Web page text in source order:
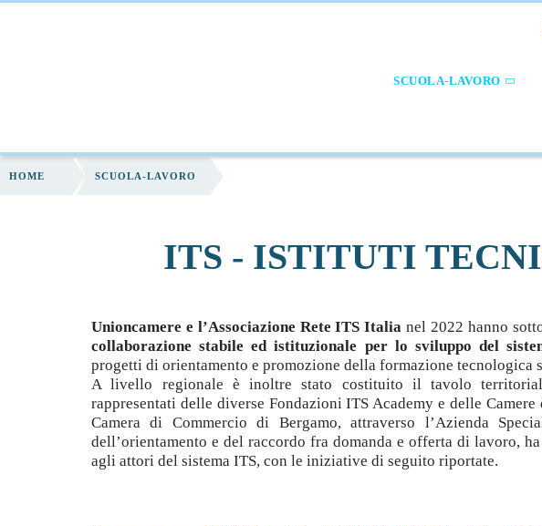
SCUOLA-LAVORO
HOME SCUOLA-LAVORO
ITS - ISTITUTI
Unioncamere e l’Associazione Rete ITS Italia nel 2022 hanno
collaborazione stabile ed istituzionale per lo sviluppo del
progetti di orientamento e promozione della formazione
A livello regionale è inoltre stato costituito il tavolo
rappresentati delle diverse Fondazioni ITS Academy e delle
Camera di Commercio di Bergamo, attraverso l’Azienda
dell’orientamento e del raccordo fra domanda e offerta di lavoro,
agli attori del sistema ITS, con le iniziative di seguito riportate.